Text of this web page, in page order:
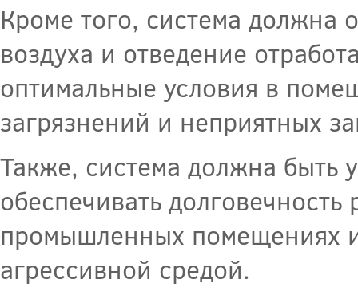
Кроме того, система должна
воздуха и отведение
оптимальные условия в
загрязнений и неприятных
Также, система должна быть
обеспечивать
промышленных помещениях
агрессивной средой.